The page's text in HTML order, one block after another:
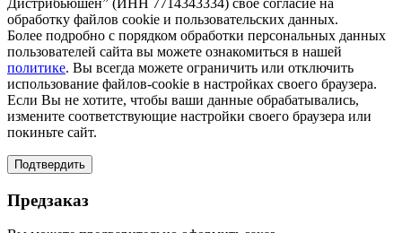
обработку файлов cookie и пользовательских данных.
Более подробно с порядком обработки персональных данных
пользователей сайта вы можете ознакомиться в нашей
политике. Вы всегда можете ограничить или отключить
использование файлов-cookie в настройках своего браузера.
Если Вы не хотите, чтобы ваши данные обрабатывались,
измените соответствующие настройки своего браузера или
покиньте сайт.
Подтвердить
Предзаказ